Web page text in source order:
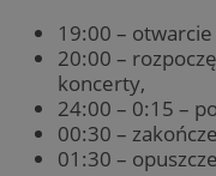
19:00 –
20:00 –
koncerty,
24:00 – 0:15 –
00:30 –
01:30 –